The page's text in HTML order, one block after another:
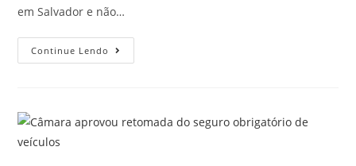
em Salvador e não…
Continue Lendo